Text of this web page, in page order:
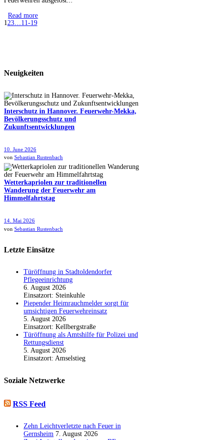
Read more
123…11-19
Neuigkeiten
Interschutz in Hannover. Feuerwehr-Mekka,
Bevölkerungsschutz und
Zukunftsentwicklungen
10. June 2026
von Sebastian Rustenbach
Wetterkapriolen zur traditionellen
Wanderung der Feuerwehr am
Himmelfahrtstag
14. Mai 2026
von Sebastian Rustenbach
Letzte Einsätze
Türöffnung in Stadtoldendorfer
Pflegeeinrichtung
6. August 2026
Einsatzort: Steinkuhle
Piepender Heimrauchmelder sorgt für
umsichtigen Feuerwehreinsatz
5. August 2026
Einsatzort: Kellbergstraße
Türöffnung als Amtshilfe für Polizei und
Rettungsdienst
5. August 2026
Einsatzort: Amselstieg
Soziale Netzwerke
RSS Feed
Zehn Leichtverletzte nach Feuer in
Gernsheim 7. August 2026